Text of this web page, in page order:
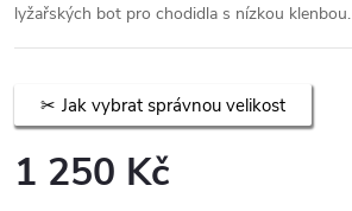
lyžařských bot pro chodidla s nízkou klenbou.
Jak vybrat správnou velikost
1 250 Kč